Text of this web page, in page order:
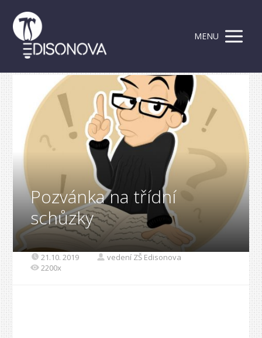
MENU
Pozvánka na třídní
schůzky
21.10. 2019
vedení ZŠ Edisonova
2200x